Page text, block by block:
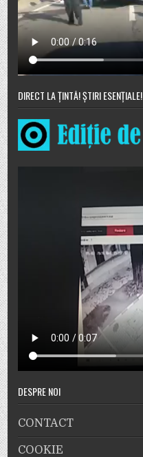
DIRECT LA ȚINTĂ! ȘTIRI ESENȚIALE!
DESPRE NOI
CONTACT
COOKIE